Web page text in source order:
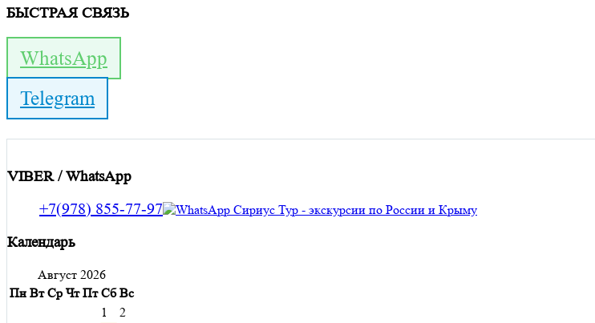
БЫСТРАЯ СВЯЗЬ
WhatsApp
Telegram
VIBER / WhatsApp
+7(978) 855-77-97
Календарь
Август 2026
Пн Вт Ср Чт Пт Сб Вс
1
2